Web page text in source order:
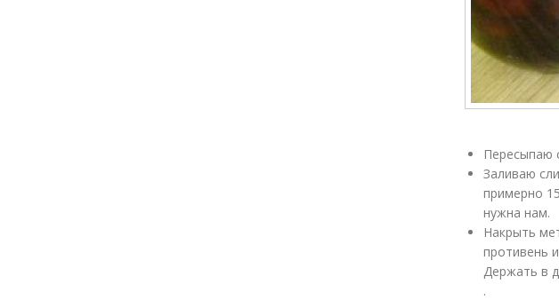
Пересыпаю
Заливаю
примерно
нужна нам.
Накрыть
противень
Держать в
.